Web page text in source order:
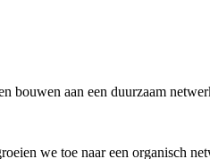
aan een duurzaam
we toe naar een organisch